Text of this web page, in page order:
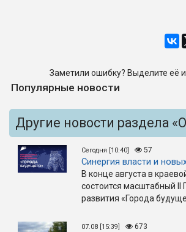
Заметили ошибку? Выделите её
Популярные новости
Другие новости раздела
Сегодня [10:40] 57
Синергия власти и
В конце августа в
состоится масштабный
развития «Города
07.08 [15:39] 673